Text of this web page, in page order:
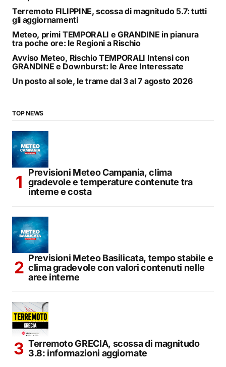
Terremoto FILIPPINE, scossa di magnitudo 5.7: tutti
gli aggiornamenti
Meteo, primi TEMPORALI e GRANDINE in pianura
tra poche ore: le Regioni a Rischio
Avviso Meteo, Rischio TEMPORALI Intensi con
GRANDINE e Downburst: le Aree Interessate
Un posto al sole, le trame dal 3 al 7 agosto 2026
TOP NEWS
Previsioni Meteo Campania, clima
gradevole e temperature contenute tra
interne e costa
Previsioni Meteo Basilicata, tempo stabile e
clima gradevole con valori contenuti nelle
aree interne
Terremoto GRECIA, scossa di magnitudo
3.8: informazioni aggiornate